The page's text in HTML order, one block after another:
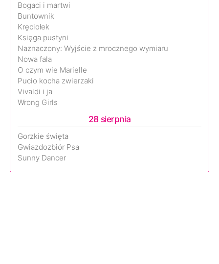
Bogaci i martwi
Buntownik
Kręciołek
Księga pustyni
Naznaczony: Wyjście z mrocznego wymiaru
Nowa fala
O czym wie Marielle
Pucio kocha zwierzaki
Vivaldi i ja
Wrong Girls
28 sierpnia
Gorzkie święta
Gwiazdozbiór Psa
Sunny Dancer